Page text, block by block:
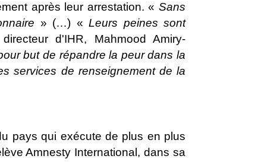
après leur arrestation. « Sans
» (…) « Leurs peines sont
d'IHR, Mahmood Amiry-
but de répandre la peur dans la
services de renseignement de la
pays qui exécute de plus en plus
Amnesty International, dans sa